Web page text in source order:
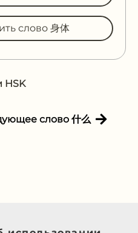
слово 身体
HSK
слово 什么